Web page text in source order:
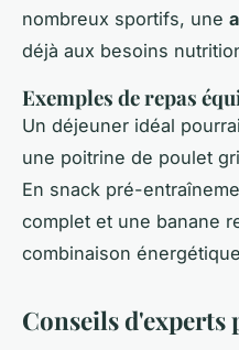
nombreux sportifs, une
déjà aux besoins
Exemples de repas
Un déjeuner idéal
une poitrine de poulet
En snack pré-
complet et une banane
combinaison
Conseils d'experts